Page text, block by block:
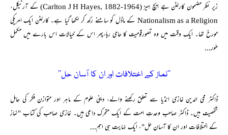
زیر نظر مضمون کارلٹن جے ایچ ہیز (Carlton J H Hayes, 1882-1964) کے آرٹیکل،
Nationalism as a Religion کے ماڈل کو سامنے رکھ کر لکھا گیا ہے۔ کارلٹن ایک امریکی
مورخ تھا۔ ایک وقت میں وہ تصورقومیت کا حامی رہا،پھر اس کے خیالات اس بارے میں مکمل
طور...
’’نماز کے اختلافات اور ان کا آسان حل‘‘
ڈاکٹر محی الدین غازی انڈیا سے تعلق رکھنے والے، دینی علوم کے ماہر اور متوازن فکر کی حامل
شخصیت ہیں۔ ڈاکٹر صاحب وحدتِ امت کے ایک متحرک داعی ہیں۔ غازی صاحب کی کتاب "نماز
کے اختلافات اور ان کا آسان حل"، ایک نہایت ہی اہم...